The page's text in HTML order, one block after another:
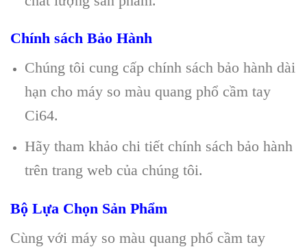
Chính sách Bảo Hành
Chúng tôi cung cấp chính sách bảo hành dài
hạn cho máy so màu quang phổ cầm tay
Ci64.
Hãy tham khảo chi tiết chính sách bảo hành
trên trang web của chúng tôi.
Bộ Lựa Chọn Sản Phẩm
Cùng với máy so màu quang phổ cầm tay